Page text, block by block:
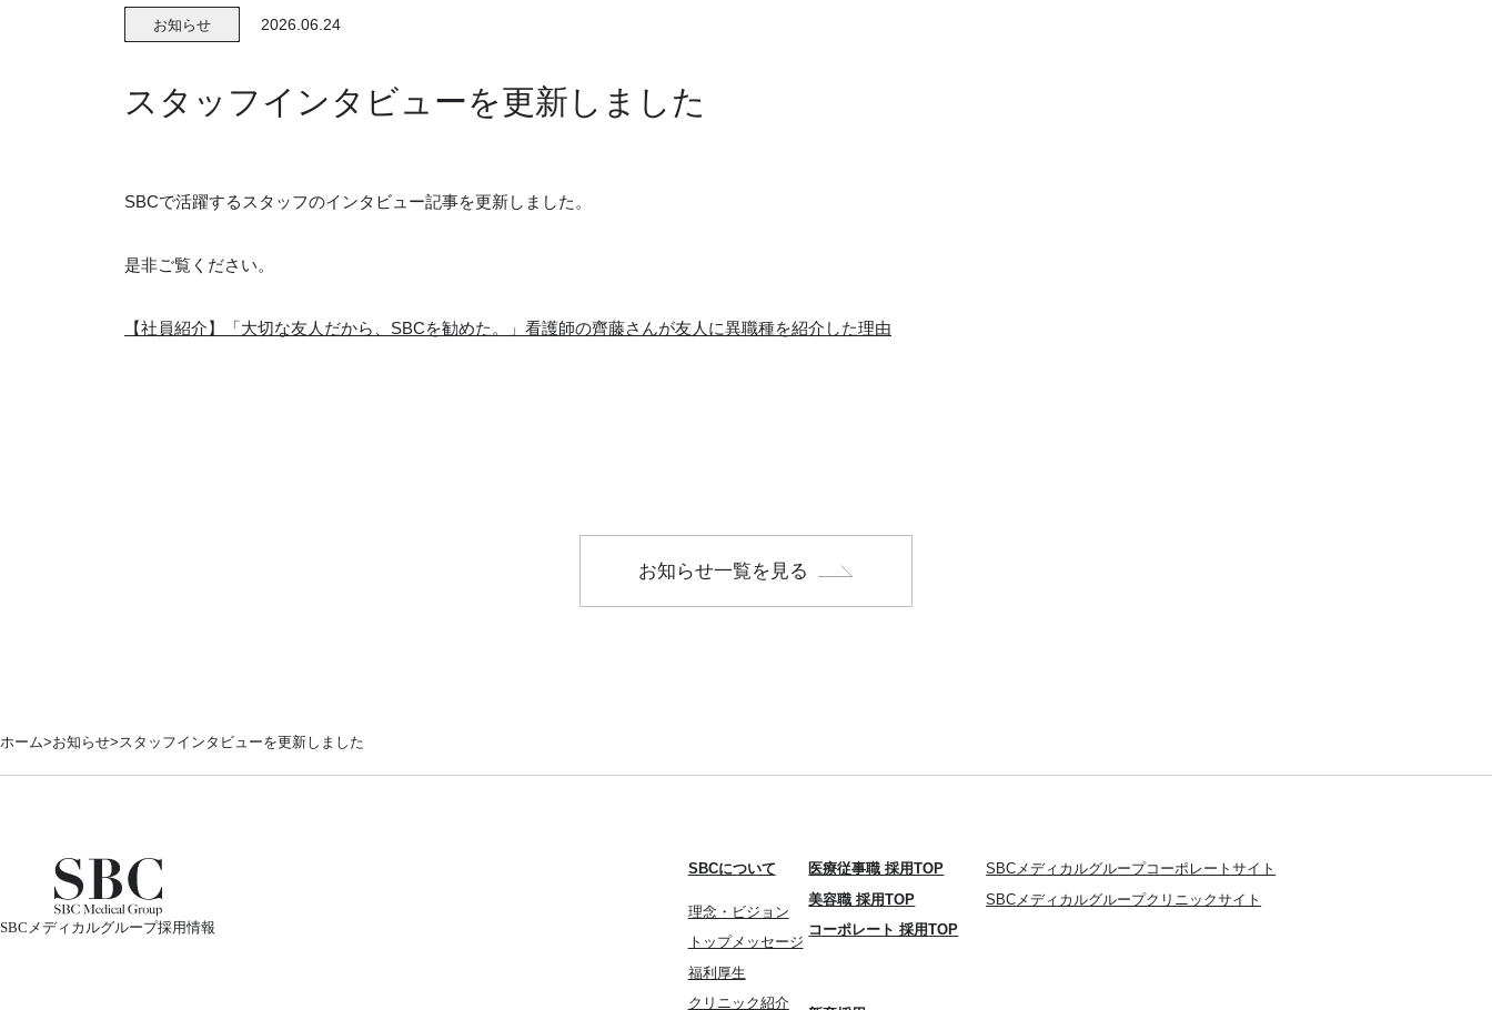
お知らせ 2026.06.24
スタッフインタビューを更新しました
SBCで活躍するスタッフのインタビュー記事を更新しました。
是非ご覧ください。
【社員紹介】「大切な友人だから、SBCを勧めた。」看護師の齊藤さんが友人に異職種を紹介した理由
お知らせ一覧を見る
ホーム お知らせ スタッフインタビューを更新しました
SBCメディカルグループ採用情報
SBCについて
理念・ビジョン
トップメッセージ
福利厚生
クリニック紹介
医療従事職 採用TOP
美容職 採用TOP
コーポレート 採用TOP
SBCメディカルグループコーポレートサイト
SBCメディカルグループクリニックサイト